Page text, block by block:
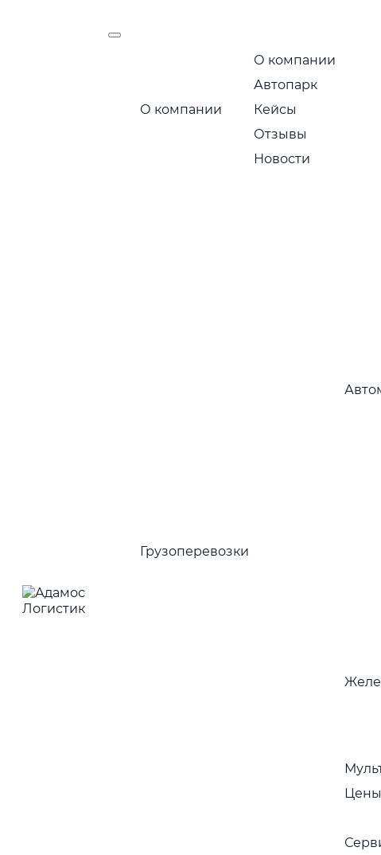
О компании
О компании
Автопарк
Кейсы
Отзывы
Новости
Грузоперевозки
Цены
есть
Маршрут следования:
Москва — Санкт-Петербург
Позвоните по бесплатному номеру и